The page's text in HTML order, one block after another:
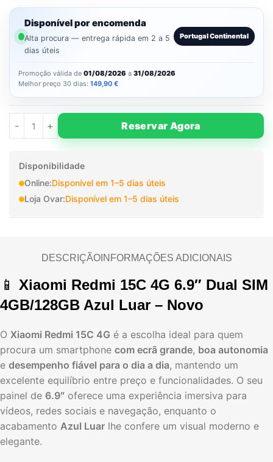
Disponível por encomenda
Alta procura — entrega rápida em 2 a 5
dias úteis
Portugal Continental
Promoção válida de 01/08/2026 a 31/08/2026
Melhor preço 30 dias: 149,90 €
Reservar Agora
Disponibilidade
Online:Disponível em 1–5 dias úteis
Loja Ovar:Disponível em 1–5 dias úteis
DESCRIÇÃOINFORMAÇÕES ADICIONAIS
📱 Xiaomi Redmi 15C 4G 6.9″ Dual SIM
4GB/128GB Azul Luar – Novo
O Xiaomi Redmi 15C 4G é a escolha ideal para quem
procura um smartphone com ecrã grande, boa autonomia
e desempenho fiável para o dia a dia, mantendo um
excelente equilíbrio entre preço e funcionalidades. O seu
painel de 6.9″ oferece uma experiência imersiva para
vídeos, redes sociais e navegação, enquanto o
acabamento Azul Luar lhe confere um visual moderno e
elegante.